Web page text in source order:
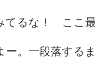
るな！ ここ
ー。一段落する